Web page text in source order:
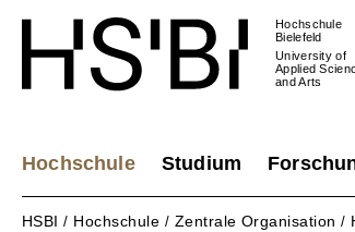
Hochschule
Bielefeld
University of
Applied
and Arts
Hochschule Studium
HSBI / Hochschule / Zentrale Organisation /